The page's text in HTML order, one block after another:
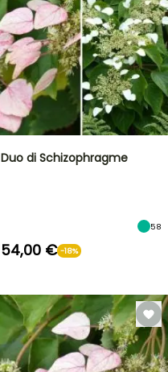
Duo di Schizophragme
58
54,00 € -18%